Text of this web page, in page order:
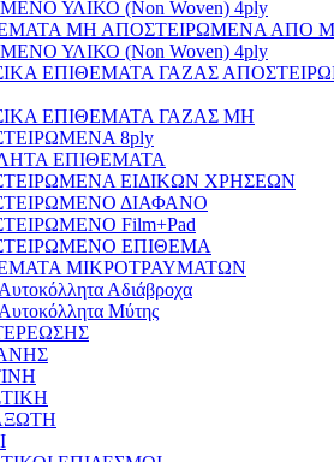
ΥΛΙΚΟ (Non Woven) 4ply
ΜΗ ΑΠΟΣΤΕΙΡΩΜΕΝΑ ΑΠΟ
ΥΛΙΚΟ (Non Woven) 4ply
ΕΠΙΘΕΜΑΤΑ ΓΑΖΑΣ
ΕΠΙΘΕΜΑΤΑ ΓΑΖΑΣ ΜΗ
8ply
ΕΠΙΘΕΜΑΤΑ
ΕΙΔΙΚΩΝ ΧΡΗΣΕΩΝ
ΔΙΑΦΑΝΟ
Film+Pad
ΕΠΙΘΕΜΑ
ΜΙΚΡΟΤΡΑΥΜΑΤΩΝ
Αυτοκόλλητα Αδιάβροχα
Αυτοκόλλητα Μύτης